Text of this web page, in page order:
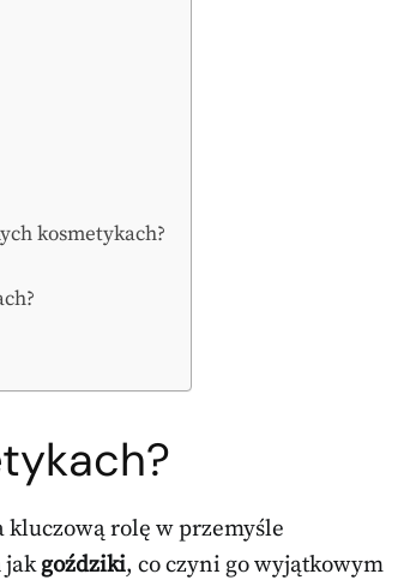
kosmetykach?
rolę w przemyśle
jakgoździki, co czyni go wyjątkowym